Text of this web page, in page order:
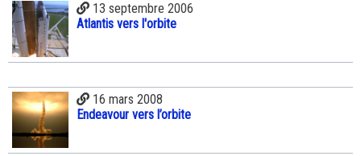
13 septembre 2006
Atlantis vers l'orbite
16 mars 2008
Endeavour vers l’orbite